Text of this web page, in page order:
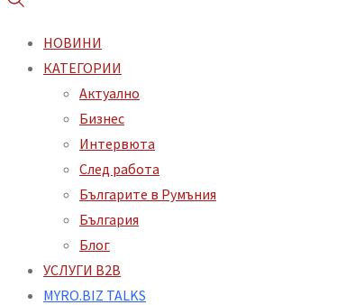
НОВИНИ
КАТЕГОРИИ
Aктуално
Бизнес
Интервюта
След работа
Българите в Румъния
България
Блог
УСЛУГИ B2B
MYRO.BIZ TALKS